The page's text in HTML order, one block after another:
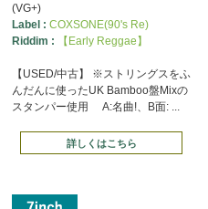
(VG+)
Label : COXSONE(90's Re)
Riddim :
【Early Reggae】
【USED/中古】 ※ストリングスをふ
んだんに使ったUK Bamboo盤Mixの
スタンパー使用 A:名曲!、B面: ...
詳しくはこちら